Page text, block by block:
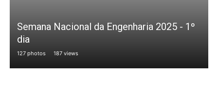
Semana Nacional da Engenharia 2025 - 1º
dia
127 photos 187 views